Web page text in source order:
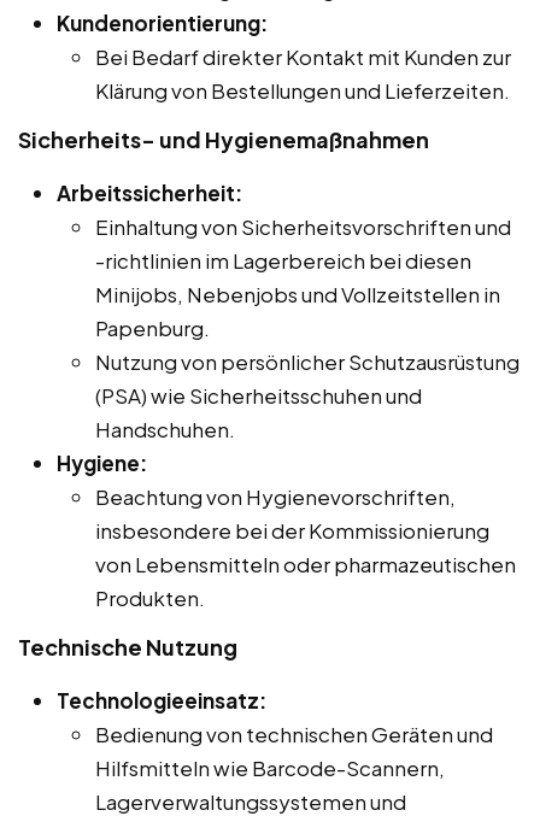
Kundenorientierung:
Bei Bedarf direkter Kontakt mit Kunden zur
Klärung von Bestellungen und Lieferzeiten.
Sicherheits- und Hygienemaßnahmen
Arbeitssicherheit:
Einhaltung von Sicherheitsvorschriften und
-richtlinien im Lagerbereich bei diesen
Minijobs, Nebenjobs und Vollzeitstellen in
Papenburg.
Nutzung von persönlicher Schutzausrüstung
(PSA) wie Sicherheitsschuhen und
Handschuhen.
Hygiene:
Beachtung von Hygienevorschriften,
insbesondere bei der Kommissionierung
von Lebensmitteln oder pharmazeutischen
Produkten.
Technische Nutzung
Technologieeinsatz:
Bedienung von technischen Geräten und
Hilfsmitteln wie Barcode-Scannern,
Lagerverwaltungssystemen und